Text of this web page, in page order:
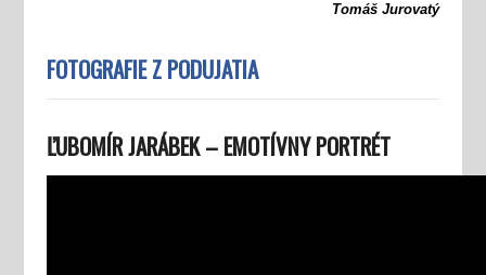
Tomáš Jurovatý
FOTOGRAFIE Z PODUJATIA
ĽUBOMÍR JARÁBEK – EMOTÍVNY PORTRÉT